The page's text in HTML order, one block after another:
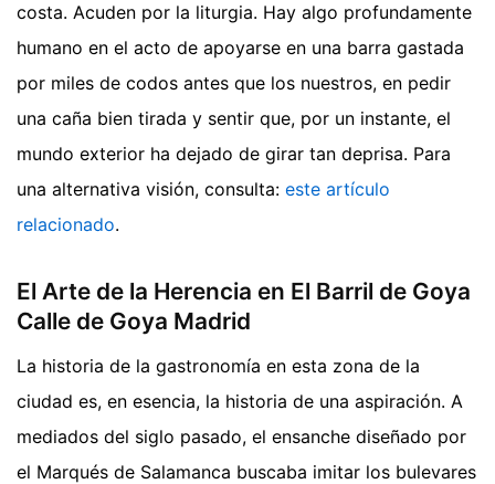
costa. Acuden por la liturgia. Hay algo profundamente
humano en el acto de apoyarse en una barra gastada
por miles de codos antes que los nuestros, en pedir
una caña bien tirada y sentir que, por un instante, el
mundo exterior ha dejado de girar tan deprisa. Para
una alternativa visión, consulta: este artículo
relacionado.
El Arte de la Herencia en El Barril de Goya
Calle de Goya Madrid
La historia de la gastronomía en esta zona de la
ciudad es, en esencia, la historia de una aspiración. A
mediados del siglo pasado, el ensanche diseñado por
el Marqués de Salamanca buscaba imitar los bulevares